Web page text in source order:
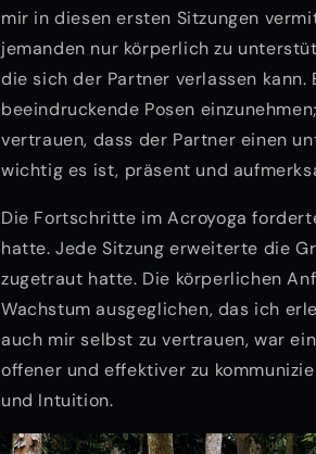
mir in diesen ersten Sitzungen
jemanden nur körperlich zu
die sich der Partner verlassen kann.
beeindruckende Posen
vertrauen, dass der Partner einen
wichtig es ist, präsent und
Die Fortschritte im Acroyoga
hatte. Jede Sitzung erweiterte die
zugetraut hatte. Die körperlichen
Wachstum ausgeglichen, das ich
auch mir selbst zu vertrauen, war
offener und effektiver zu
und Intuition.